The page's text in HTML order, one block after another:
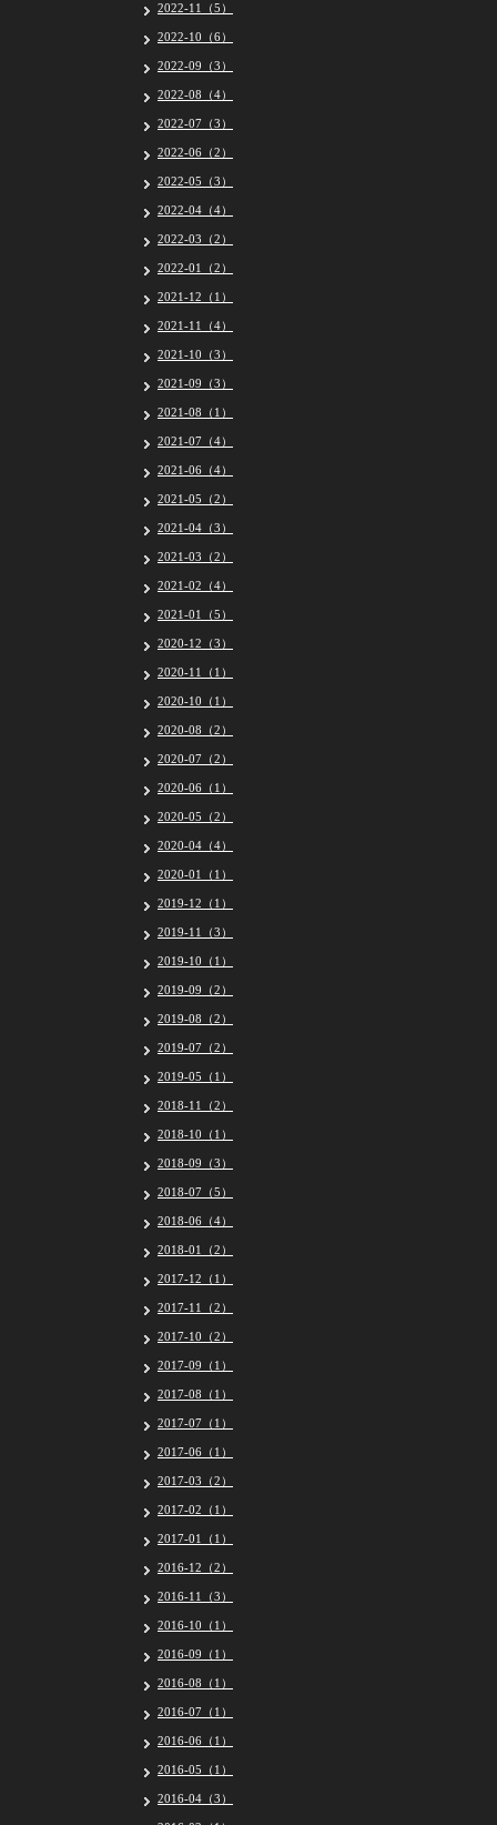
2022-11（5）
2022-10（6）
2022-09（3）
2022-08（4）
2022-07（3）
2022-06（2）
2022-05（3）
2022-04（4）
2022-03（2）
2022-01（2）
2021-12（1）
2021-11（4）
2021-10（3）
2021-09（3）
2021-08（1）
2021-07（4）
2021-06（4）
2021-05（2）
2021-04（3）
2021-03（2）
2021-02（4）
2021-01（5）
2020-12（3）
2020-11（1）
2020-10（1）
2020-08（2）
2020-07（2）
2020-06（1）
2020-05（2）
2020-04（4）
2020-01（1）
2019-12（1）
2019-11（3）
2019-10（1）
2019-09（2）
2019-08（2）
2019-07（2）
2019-05（1）
2018-11（2）
2018-10（1）
2018-09（3）
2018-07（5）
2018-06（4）
2018-01（2）
2017-12（1）
2017-11（2）
2017-10（2）
2017-09（1）
2017-08（1）
2017-07（1）
2017-06（1）
2017-03（2）
2017-02（1）
2017-01（1）
2016-12（2）
2016-11（3）
2016-10（1）
2016-09（1）
2016-08（1）
2016-07（1）
2016-06（1）
2016-05（1）
2016-04（3）